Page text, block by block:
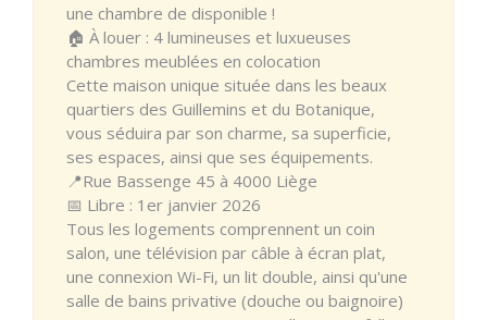
une chambre de disponible !
🏠 À louer : 4 lumineuses et luxueuses
chambres meublées en colocation
Cette maison unique située dans les beaux
quartiers des Guillemins et du Botanique,
vous séduira par son charme, sa superficie,
ses espaces, ainsi que ses équipements.
📍Rue Bassenge 45 à 4000 Liège
📅 Libre : 1er janvier 2026
Tous les logements comprennent un coin
salon, une télévision par câble à écran plat,
une connexion Wi-Fi, un lit double, ainsi qu'une
salle de bains privative (douche ou baignoire)